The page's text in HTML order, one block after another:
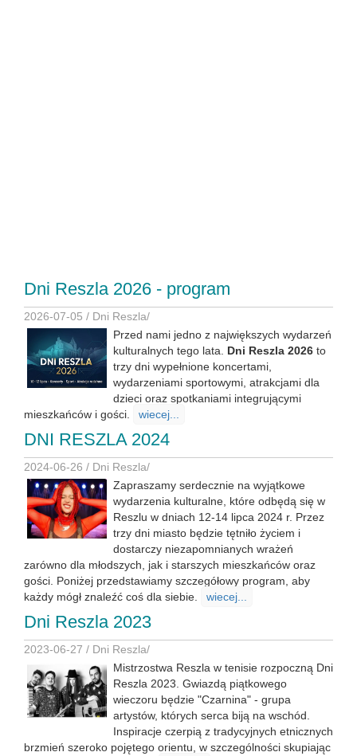
Dni Reszla 2026 - program
2026-07-05 / Dni Reszla/
Przed nami jedno z największych wydarzeń
kulturalnych tego lata. Dni Reszla 2026 to
trzy dni wypełnione koncertami,
wydarzeniami sportowymi, atrakcjami dla
dzieci oraz spotkaniami integrującymi
mieszkańców i gości.
wiecej...
DNI RESZLA 2024
2024-06-26 / Dni Reszla/
Zapraszamy serdecznie na wyjątkowe
wydarzenia kulturalne, które odbędą się w
Reszlu w dniach 12-14 lipca 2024 r. Przez
trzy dni miasto będzie tętniło życiem i
dostarczy niezapomnianych wrażeń
zarówno dla młodszych, jak i starszych mieszkańców oraz
gości. Poniżej przedstawiamy szczegółowy program, aby
każdy mógł znaleźć coś dla siebie.
wiecej...
Dni Reszla 2023
2023-06-27 / Dni Reszla/
Mistrzostwa Reszla w tenisie rozpoczną Dni
Reszla 2023. Gwiazdą piątkowego
wieczoru będzie "Czarnina" - grupa
artystów, których serca biją na wschód.
Inspiracje czerpią z tradycyjnych etnicznych
brzmień szeroko pojętego orientu, w szczególności skupiając